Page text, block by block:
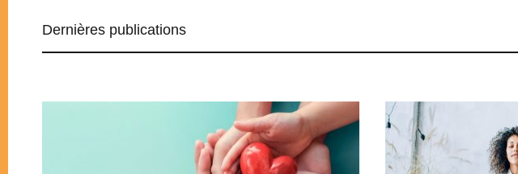
Dernières publications